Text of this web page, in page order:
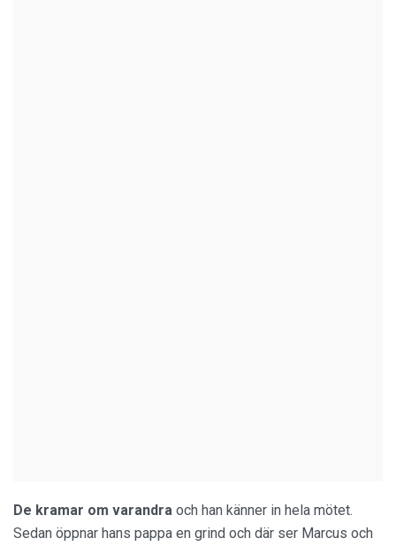
De kramar om varandra och han känner in hela mötet.
Sedan öppnar hans pappa en grind och där ser Marcus och